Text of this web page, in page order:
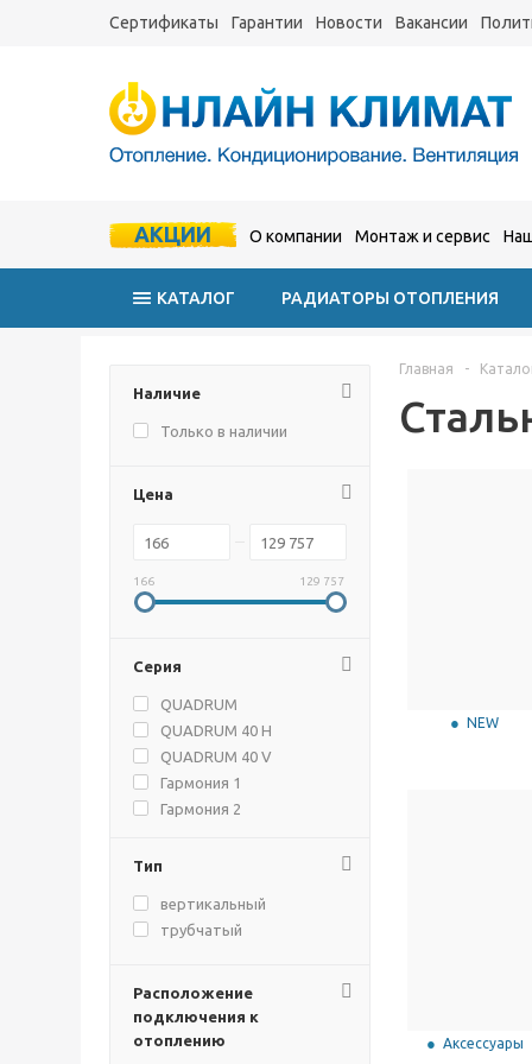
Сертификаты Гарантии Новости Вакансии
АКЦИИ О компании Монтаж и сервис
КАТАЛОГ РАДИАТОРЫ ОТОПЛЕНИЯ
Наличие
Только в наличии
Цена
166 129 757
Серия
QUADRUM
QUADRUM 40 H
QUADRUM 40 V
Гармония 1
Гармония 2
Гармония А40-2
1750 шаг 25мм-6
КЗТО Параллели В1-
1750 шаг 25мм-8
КЗТО Параллели В2-
1750 шаг 25мм-10 нп
КЗТО Параллели В2-
1750 шаг 25мм-12
Тип
вертикальный
трубчатый
Расположение
подключения к
отоплению
Главная -
NEW
Аксессуары